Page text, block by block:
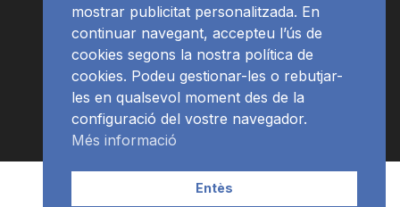
APP Programació
mostrar publicitat personalitzada. En
continuar navegant, accepteu l’ús de
cookies segons la nostra política de
cookies. Podeu gestionar-les o rebutjar-
les en qualsevol moment des de la
configuració del vostre navegador.
Més informació
Entès